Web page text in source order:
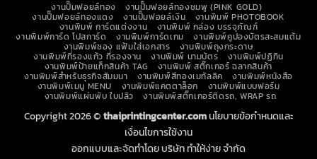
งานปั๊มฟอยล์ทอง งานปั๊มฟอยล์ทองชมพู (PINK GOLD)
งานปั๊มฟอยล์ทองแดง งานปั๊มฟอยล์เงิน งานพิมพ์ PHOTOBOOK
งานพิมพ์ การ์ดแต่งงาน งานพิมพ์ กล่อง บรรจุภัณฑ์
งานพิมพ์การ์ด โปสการ์ด งานพิมพ์การ์ดเกม งานพิมพ์คูปองบัตรสะสมแต้ม
งานพิมพ์ซอง แฟ้มใส่เอกสาร งานพิมพ์ถุงกระดาษ
งานพิมพ์ที่รองแก้ว ที่รองจาน งานพิมพ์ นามบัตร งานพิมพ์ปฏิทิน
งานพิมพ์ป้ายแท็กสินค้า TAG งานพิมพ์ สติ๊กเกอร์ ฉลากสินค้า
งานพิมพ์สำหรับธุรกิจสัมมนา งานพิมพ์สีทองเมทัลลิค งานพิมพ์หนังสือ
งานพิมพ์เมนู MENU งานพิมพ์แคตตาล็อก งานพิมพ์แบบฟอร์ม
งานพิมพ์แผ่นพับ ใบปลิว งานพิมพ์สติ๊กเกอร์ติดรถ, WRAP รถ
Copyright 2026 ©thaiprintingcenter.comนโยบายข้อกำหนดและ
เงื่อนไขการใช้งาน
ออกแบบและจัดทำโดย บริษัท ทำให้ง่าย จำกัด